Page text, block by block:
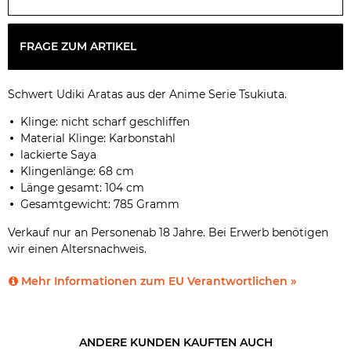
FRAGE ZUM ARTIKEL
Schwert Udiki Aratas aus der Anime Serie Tsukiuta.
Klinge: nicht scharf geschliffen
Material Klinge: Karbonstahl
lackierte Saya
Klingenlänge: 68 cm
Länge gesamt: 104 cm
Gesamtgewicht: 785 Gramm
Verkauf nur an Personenab 18 Jahre. Bei Erwerb benötigen
wir einen Altersnachweis.
Mehr Informationen zum EU Verantwortlichen »
ANDERE KUNDEN KAUFTEN AUCH